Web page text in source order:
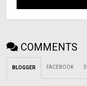
COMMENTS
BLOGGER FACEBOOK